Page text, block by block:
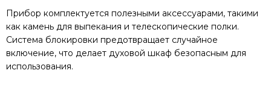
Прибор комплектуется полезными аксессуарами, такими
как камень для выпекания и телескопические полки.
Система блокировки предотвращает случайное
включение, что делает духовой шкаф безопасным для
использования.